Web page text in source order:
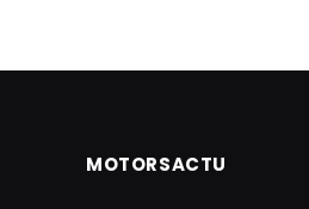
MOTORSACTU